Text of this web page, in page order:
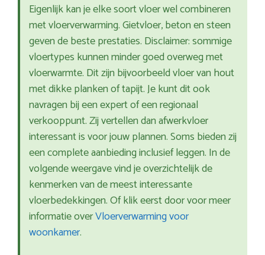
Eigenlijk kan je elke soort vloer wel combineren
met vloerverwarming. Gietvloer, beton en steen
geven de beste prestaties. Disclaimer: sommige
vloertypes kunnen minder goed overweg met
vloerwarmte. Dit zijn bijvoorbeeld vloer van hout
met dikke planken of tapijt. Je kunt dit ook
navragen bij een expert of een regionaal
verkooppunt. Zij vertellen dan afwerkvloer
interessant is voor jouw plannen. Soms bieden zij
een complete aanbieding inclusief leggen. In de
volgende weergave vind je overzichtelijk de
kenmerken van de meest interessante
vloerbedekkingen. Of klik eerst door voor meer
informatie overVloerverwarming voor
woonkamer.